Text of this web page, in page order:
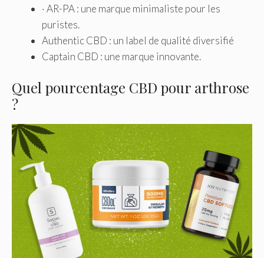
· AR-PA : une marque minimaliste pour les
puristes.
Authentic CBD : un label de qualité diversifié
Captain CBD : une marque innovante.
Quel pourcentage CBD pour arthrose
?